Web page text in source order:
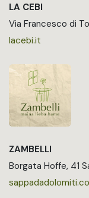
LA CEBI
Via Francesco di
lacebi.it
ZAMBELLI
Borgata Hoffe, 41